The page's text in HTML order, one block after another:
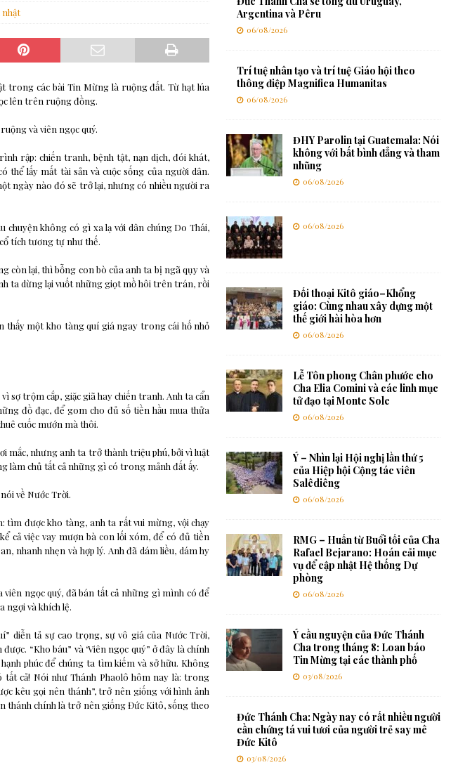
HỘI
nhật
trong các bài Tin Mừng là ruộng đất. Từ hạt lúa
lên trên ruộng đồng.
và viên ngọc quý.
rập: chiến tranh, bệnh tật, nạn dịch, đói khát,
thể lấy mất tài sản và cuộc sống của người dân.
ngày nào đó sẽ trở lại, nhưng có nhiều người ra
chuyện không có gì xa lạ với dân chúng Do Thái,
tích tương tự như thế.
còn lại, thì bỗng con bò của anh ta bị ngã qụy và
ta dừng lại vuốt những giọt mồ hôi trên trán, rồi
thấy một kho tàng quí giá ngay trong cái hố nhỏ
sợ trộm cắp, giặc giã hay chiến tranh. Anh ta cẩn
đồ đạc, để gom cho đủ số tiền hầu mua thửa
cuốc mướn mà thôi.
mắc, nhưng anh ta trở thành triệu phú, bởi vì luật
làm chủ tất cả những gì có trong mảnh đất ấy.
về Nước Trời.
tìm được kho tàng, anh ta rất vui mừng, vội chạy
cả việc vay mượn bà con lối xóm, để có đủ tiền
nhanh nhẹn và hợp lý. Anh đã dám liều, dám hy
ngọc quý, đã bán tất cả những gì mình có để
ngợi và khích lệ.
diễn tả sự cao trọng, sự vô giá của Nước Trời,
“Kho báu” và ‘Viên ngọc quý” ở đây là chính
phúc để chúng ta tìm kiếm và sở hữu. Không
cả! Nói như Thánh Phaolô hôm nay là: trong
kêu gọi nên thánh”, trở nên giống với hình ảnh
thánh chính là trở nên giống Đức Kitô, sống theo
Argentina và Pêru
06/08/2026
Trí tuệ nhân tạo và trí tuệ Giáo hội theo
thông điệp Magnifica Humanitas
06/08/2026
ĐHY Parolin tại Guatemala: Nói
không với bất bình đẳng và tham
nhũng
06/08/2026
06/08/2026
Đối thoại Kitô giáo–Khổng
giáo: Cùng nhau xây dựng một
thế giới hài hòa hơn
06/08/2026
Lễ Tôn phong Chân phước cho
Cha Elia Comini và các linh mục
tử đạo tại Monte Sole
06/08/2026
Ý – Nhìn lại Hội nghị lần thứ 5
của Hiệp hội Cộng tác viên
Salêdiêng
06/08/2026
RMG – Huấn từ Buổi tối của Cha
Rafael Bejarano: Hoán cải mục
vụ để cập nhật Hệ thống Dự
phòng
06/08/2026
Ý cầu nguyện của Đức Thánh
Cha trong tháng 8: Loan báo
Tin Mừng tại các thành phố
03/08/2026
Đức Thánh Cha: Ngày nay có rất nhiều người
cần chứng tá vui tươi của người trẻ say mê
Đức Kitô
03/08/2026